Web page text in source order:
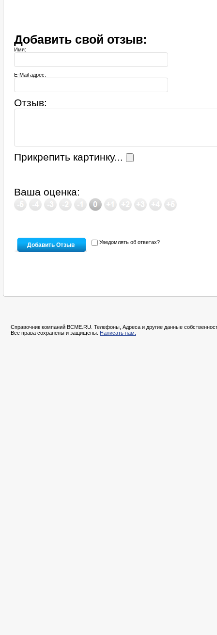
Добавить свой отзыв:
Имя:
E-Mail адрес:
Отзыв:
Прикрепить картинку...
Ваша оценка:
Уведомлять об ответах?
Справочник компаний BCME.RU. Телефоны, Адреса и другие данные
Все права сохранены и защищены. Написать нам.